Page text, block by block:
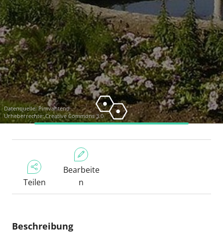
Datenquelle:Pimvantend
Urheberrechte: Creative Commons 3.0
Teilen
Bearbeite
n
Beschreibung